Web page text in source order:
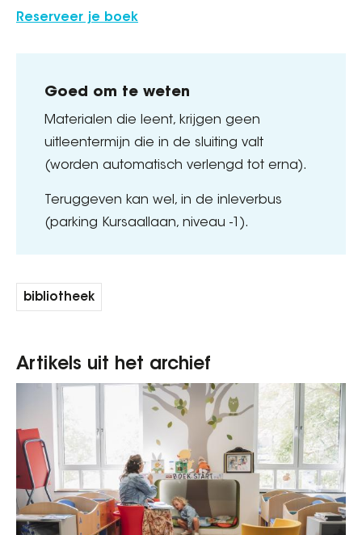
Reserveer je boek
Goed om te weten
Materialen die leent, krijgen geen
uitleentermijn die in de sluiting valt
(worden automatisch verlengd tot erna).
Teruggeven kan wel, in de inleverbus
(parking Kursaallaan, niveau -1).
bibliotheek
Artikels uit het archief